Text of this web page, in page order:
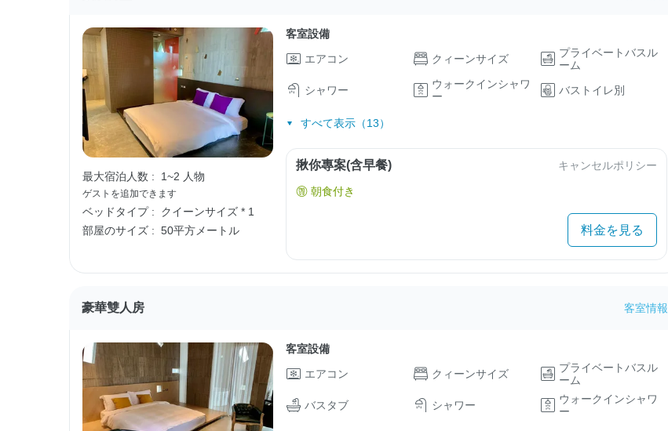
最大宿泊人数 : 1~2 人物
ゲストを追加できます
ベッドタイプ :
クイーンサイズ * 1
部屋のサイズ : 50平方メートル
客室設備
エアコン
クィーンサイズ
プライベートバスル
ーム
シャワー
ウォークインシャワ
ー
バストイレ別
すべて表示（13）
揪你專案(含早餐) キャンセルポリシー
朝食付き
料金を見る
豪華雙人房 客室情報
客室設備
エアコン
クィーンサイズ
プライベートバスル
ーム
バスタブ
シャワー
ウォークインシャワ
ー